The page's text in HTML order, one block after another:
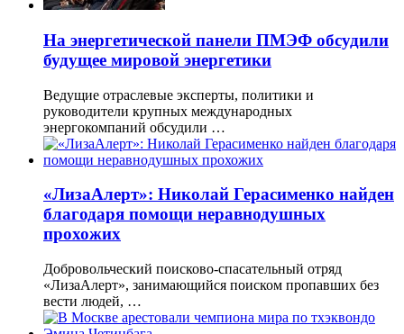
На энергетической панели ПМЭФ обсудили
будущее мировой энергетики
Ведущие отраслевые эксперты, политики и
руководители крупных международных
энергокомпаний обсудили …
«ЛизаАлерт»: Николай Герасименко найден
благодаря помощи неравнодушных
прохожих
Добровольческий поисково-спасательный отряд
«ЛизаАлерт», занимающийся поиском пропавших без
вести людей, …